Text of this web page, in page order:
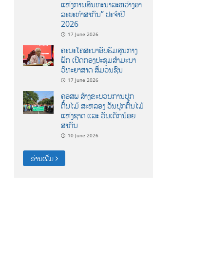
ແຫ່ງການສົນທະນາລະຫວ່າງອາ
ລະຍະທຳສາກົນ” ປະຈຳປີ
2026
17 June 2026
ຄະນະໂຄສະນາອົບຮົມສູນກາງ
ພັກ ເປີດກອງປະຊຸມສຳມະນາ
ວິທະຍາສາດ ສຶ່ມວນຊົນ
17 June 2026
ຄອສພ ສ້າງຂະບວນການປູກ
ຕົ້ນໄມ້ ສະຫລອງ ວັນປູກຕົ້ນໄມ້
ແຫ່ງຊາດ ແລະ ວັນເດັກນ້ອຍ
ສາກົນ
10 June 2026
ອ່ານເພີ່ມ